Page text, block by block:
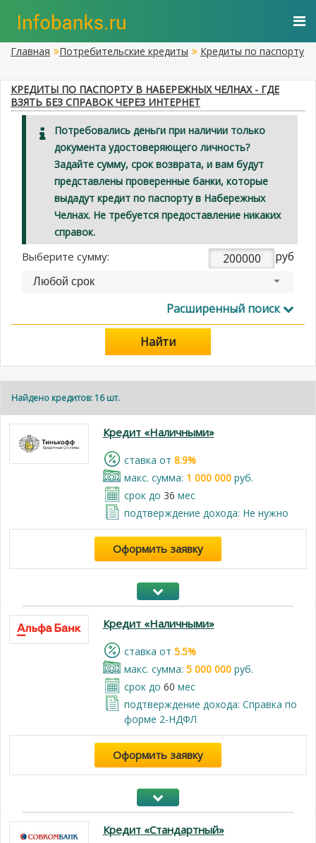
Главная Потребительские кредиты Кредиты по паспорту
КРЕДИТЫ ПО ПАСПОРТУ В НАБЕРЕЖНЫХ ЧЕЛНАХ - ГДЕ
ВЗЯТЬ БЕЗ СПРАВОК ЧЕРЕЗ ИНТЕРНЕТ
Потребовались деньги при наличии только
документа удостоверяющего личность?
Задайте сумму, срок возврата, и вам будут
представлены проверенные банки, которые
выдадут кредит по паспорту в Набережных
Челнах. Не требуется предоставление никаких
справок.
Выберите сумму: руб
Любой срок
Расширенный поиск
Найти
Найдено кредитов: 16 шт.
Кредит «Наличными»
cтавка от 8.9%
макс. сумма: 1 000 000руб.
срок до 36 мес
подтверждение дохода: Не нужно
Оформить заявку
Кредит «Наличными»
cтавка от 5.5%
макс. сумма: 5 000 000руб.
срок до 60 мес
подтверждение дохода: Справка по
форме 2-НДФЛ
Оформить заявку
Кредит «Стандартный»